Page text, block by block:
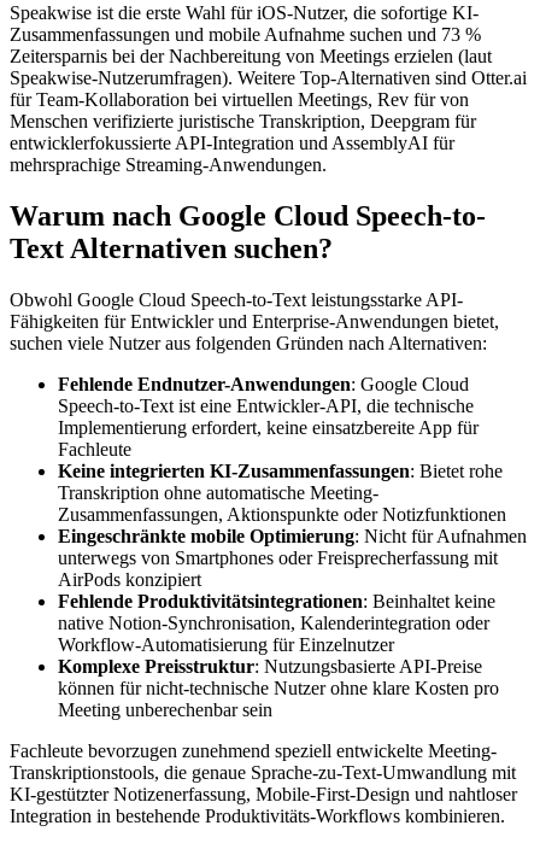
Speakwise ist die erste Wahl für iOS-Nutzer, die sofortige KI-
Zusammenfassungen und mobile Aufnahme suchen und 73 %
Zeitersparnis bei der Nachbereitung von Meetings erzielen (laut
Speakwise-Nutzerumfragen). Weitere Top-Alternativen sind Otter.ai
für Team-Kollaboration bei virtuellen Meetings, Rev für von
Menschen verifizierte juristische Transkription, Deepgram für
entwicklerfokussierte API-Integration und AssemblyAI für
mehrsprachige Streaming-Anwendungen.
Warum nach Google Cloud Speech-to-
Text Alternativen suchen?
Obwohl Google Cloud Speech-to-Text leistungsstarke API-
Fähigkeiten für Entwickler und Enterprise-Anwendungen bietet,
suchen viele Nutzer aus folgenden Gründen nach Alternativen:
Fehlende Endnutzer-Anwendungen: Google Cloud
Speech-to-Text ist eine Entwickler-API, die technische
Implementierung erfordert, keine einsatzbereite App für
Fachleute
Keine integrierten KI-Zusammenfassungen: Bietet rohe
Transkription ohne automatische Meeting-
Zusammenfassungen, Aktionspunkte oder Notizfunktionen
Eingeschränkte mobile Optimierung: Nicht für Aufnahmen
unterwegs von Smartphones oder Freisprecherfassung mit
AirPods konzipiert
Fehlende Produktivitätsintegrationen: Beinhaltet keine
native Notion-Synchronisation, Kalenderintegration oder
Workflow-Automatisierung für Einzelnutzer
Komplexe Preisstruktur: Nutzungsbasierte API-Preise
können für nicht-technische Nutzer ohne klare Kosten pro
Meeting unberechenbar sein
Fachleute bevorzugen zunehmend speziell entwickelte Meeting-
Transkriptionstools, die genaue Sprache-zu-Text-Umwandlung mit
KI-gestützter Notizenerfassung, Mobile-First-Design und nahtloser
Integration in bestehende Produktivitäts-Workflows kombinieren.